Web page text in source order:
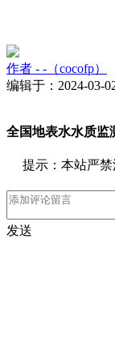
作者 - -（cocofp）
编辑于：2024-03-
全国地表水水质监
提示：本站严
发送